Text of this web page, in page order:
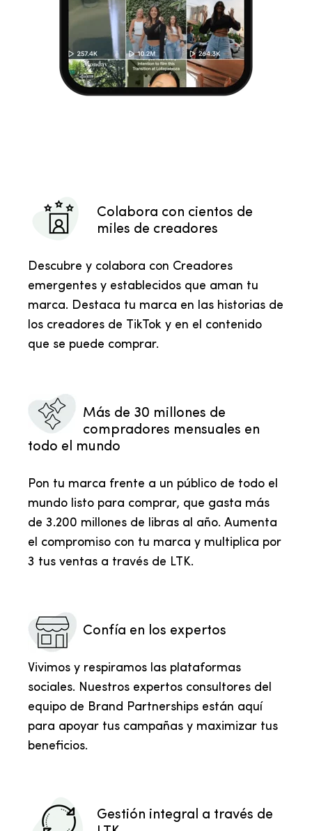
Colabora con cientos de
miles de creadores
Descubre y colabora con Creadores
emergentes y establecidos que aman tu
marca. Destaca tu marca en las historias de
los creadores de TikTok y en el contenido
que se puede comprar.
Más de 30 millones de
compradores mensuales en
todo el mundo
Pon tu marca frente a un público de todo el
mundo listo para comprar, que gasta más
de 3.200 millones de libras al año. Aumenta
el compromiso con tu marca y multiplica por
3 tus ventas a través de LTK.
Confía en los expertos
Vivimos y respiramos las plataformas
sociales. Nuestros expertos consultores del
equipo de Brand Partnerships están aquí
para apoyar tus campañas y maximizar tus
beneficios.
Gestión integral a través de